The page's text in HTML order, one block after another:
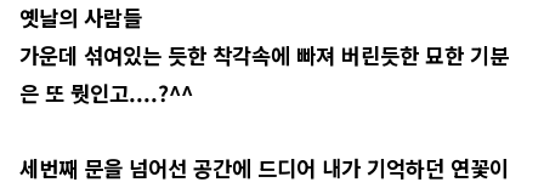
옛날의 사람들
가운데 섞여있는 듯한 착각속에 빠져 버린듯한 묘한 기분
은 또 뭣인고....?^^
세번째 문을 넘어선 공간에 드디어 내가 기억하던 연꽃이